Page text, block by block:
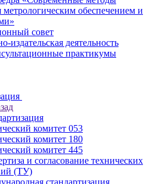
метрологическим обеспечением и
совет
издательская деятельность
практикумы
комитет 053
комитет 180
комитет 445
и согласование технических
(ТУ)
стандартизация